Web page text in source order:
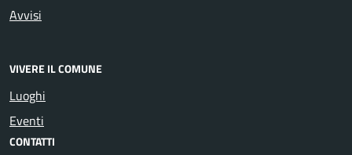
Avvisi
VIVERE IL COMUNE
Luoghi
Eventi
CONTATTI